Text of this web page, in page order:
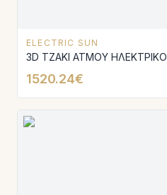
ELECTRIC SUN
3D ΤΖΑΚΙ ΑΤΜΟΥ ΗΛΕΚΤΡΙΚΟ
1520.24€